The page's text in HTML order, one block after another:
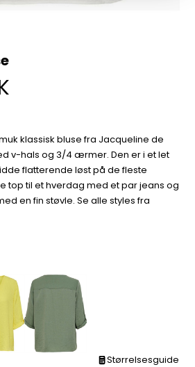
klassisk bluse fra Jacqueline de
v-hals og 3/4 ærmer. Den er i et let
flatterende løst på de fleste
top til et hverdag med et par jeans og
en fin støvle. Se alle styles fra
Størrelsesguide